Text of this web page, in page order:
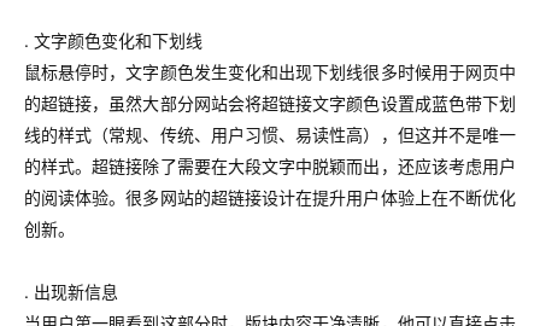
. 文字颜色变化和下划线
鼠标悬停时，文字颜色发生变化和出现下划线很多时候用于网页中
的超链接，虽然大部分网站会将超链接文字颜色设置成蓝色带下划
线的样式（常规、传统、用户习惯、易读性高），但这并不是唯一
的样式。超链接除了需要在大段文字中脱颖而出，还应该考虑用户
的阅读体验。很多网站的超链接设计在提升用户体验上在不断优化
创新。
. 出现新信息